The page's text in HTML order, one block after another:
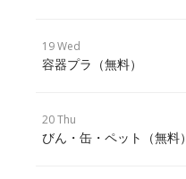
19 Wed
容器プラ（無料）
20 Thu
びん・缶・ペット（無料